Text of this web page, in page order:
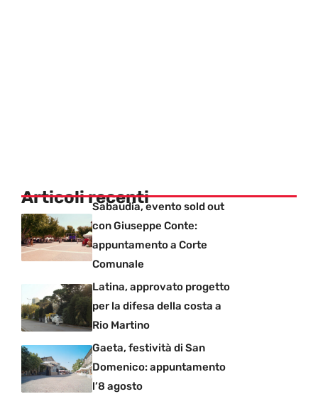
Articoli recentiSabaudia, evento sold out
con Giuseppe Conte:
appuntamento a Corte
Comunale
Latina, approvato progetto
per la difesa della costa a
Rio Martino
Gaeta, festività di San
Domenico: appuntamento
l’8 agosto